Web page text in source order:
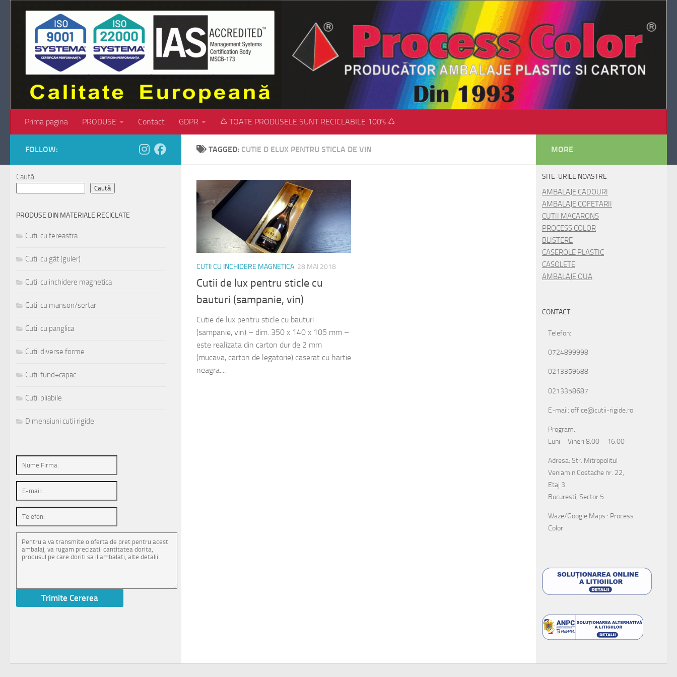
Skip to content
Prima pagina PRODUSE Contact GDPR ♺ TOATE PRODUSELE SUNT RECICLABILE 100% ♺
TAGGED: CUTIE D ELUX PENTRU STICLA DE VIN
CUTII CU INCHIDERE MAGNETICA 28 MAI 2018
Cutii de lux pentru sticle cu
bauturi (sampanie, vin)
Cutie de lux pentru sticle cu bauturi
(sampanie, vin) – dim. 350 x 140 x 105 mm –
este realizata din carton dur de 2 mm
(mucava, carton de legatorie) caserat cu hartie
neagra....
FOLLOW:
Caută
Caută
PRODUSE DIN MATERIALE RECICLATE
Cutii cu fereastra
Cutii cu gât (guler)
Cutii cu inchidere magnetica
Cutii cu manson/sertar
Cutii cu panglica
Cutii diverse forme
Cutii fund+capac
Cutii pliabile
Dimensiuni cutii rigide
MORE
SITE-URILE NOASTRE
AMBALAJE CADOURI
AMBALAJE COFETARII
CUTII MACARONS
PROCESS COLOR
BLISTERE
CASEROLE PLASTIC
CASOLETE
AMBALAJE OUA
CONTACT
Telefon:
0724899998
0213359688
0213358687
E-mail: office@cutii-rigide.ro
Program:
Luni – Vineri 8:00 – 16:00
Adresa: Str. Mitropolitul
Veniamin Costache nr. 22,
Etaj 3
Bucuresti, Sector 5
Waze/Google Maps : Process
Color